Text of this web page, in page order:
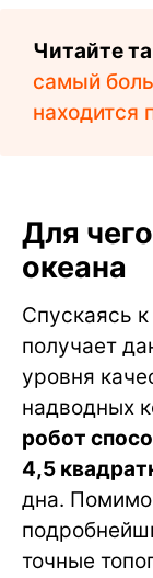
Читайте
самый
находится
Для
океана
Спускаясь
получает
уровня
надводных
робот
4,5
дна. Помимо
точные